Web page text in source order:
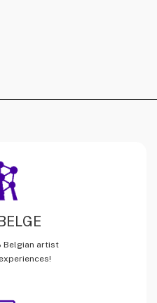
Belgian artist